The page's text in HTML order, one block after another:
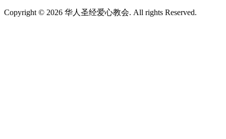
Copyright © 2026 华人圣经爱心教会. All rights Reserved.